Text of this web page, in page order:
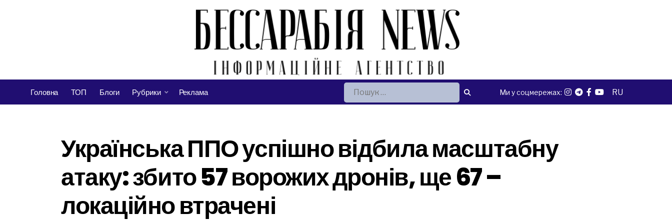
Головна ТОП Блоги Рубрики Реклама Пошук: Ми у соцмережах: RU
Українська ППО успішно відбила масштабну
атаку: збито 57 ворожих дронів, ще 67 –
локаційно втрачені